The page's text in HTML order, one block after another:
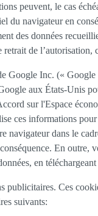
peuvent, le cas
du navigateur en
des données
de l’autorisation,
Google Inc. («
aux États-Unis
sur l'Espace
ces informations
dans le
En
en
publicitaires. Ces
suivants: